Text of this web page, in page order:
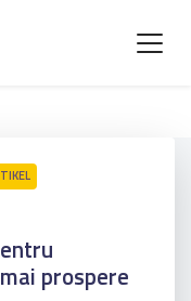
prospere